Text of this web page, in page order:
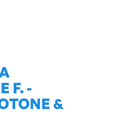
F. -
&